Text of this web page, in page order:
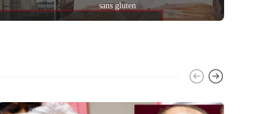
sans gluten